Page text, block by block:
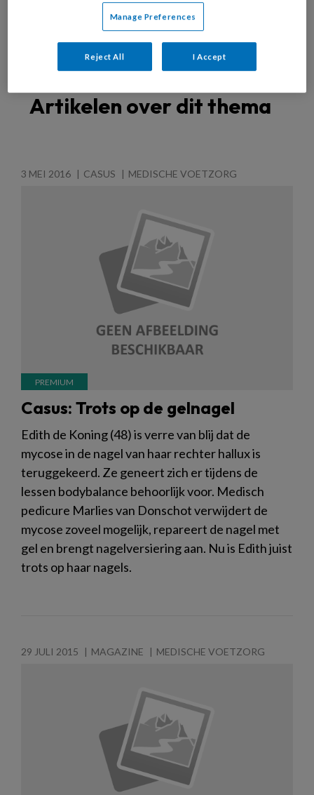
Richtlijnen
Artikelen over dit thema
3 MEI 2016 CASUS MEDISCHE VOETZORG
Casus: Trots op de gelnagel
Edith de Koning (48) is verre van blij dat de
mycose in de nagel van haar rechter hallux is
teruggekeerd. Ze geneert zich er tijdens de
lessen bodybalance behoorlijk voor. Medisch
pedicure Marlies van Donschot verwijdert de
mycose zoveel mogelijk, repareert de nagel met
gel en brengt nagelversiering aan. Nu is Edith juist
trots op haar nagels.
29 JULI 2015 MAGAZINE MEDISCHE VOETZORG
Manage Preferences
Reject All I Accept